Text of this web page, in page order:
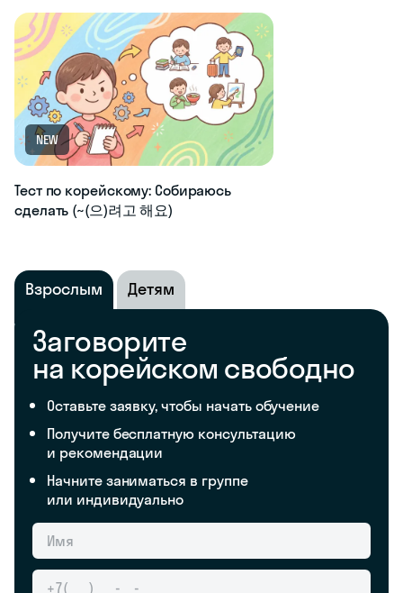
NEW
Тест по корейскому: Собираюсь
сделать (~(으)려고 해요)
Взрослым Детям
Заговорите
на корейском свободно
Оставьте заявку, чтобы начать обучение
Получите бесплатную консультацию
и рекомендации
Начните заниматься в группе
или индивидуально